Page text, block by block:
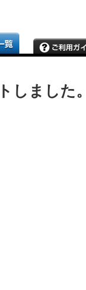
しました。